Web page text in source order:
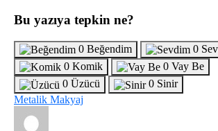
Bu yazıya tepkin ne?
0 Beğendim 0
0 Komik 0 Vay Be
0 Üzücü 0 Sinir
Metalik Makyaj